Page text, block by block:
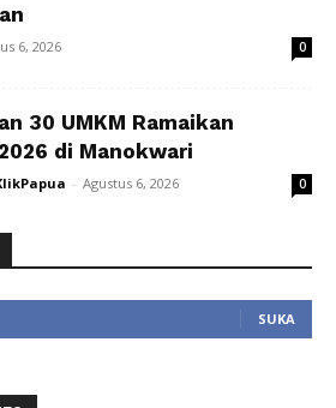
6, 2026 0
30 UMKM Ramaikan
di Manokwari
- Agustus 6, 2026 0
SUKA